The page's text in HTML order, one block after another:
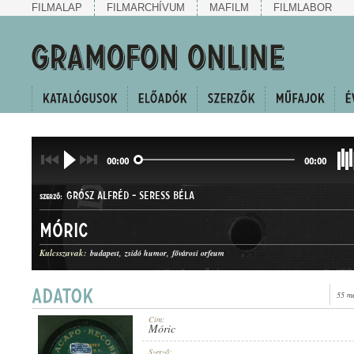
FILMALAP FILMARCHÍVUM MAFILM FILMLABOR
00:00 00:00
SZERZŐ: GRÓSZ ALFRÉD - SERESS BÉLA
MŰFAJ: KUPLÉ
Móric
Kulcsszavak: budapest zsidó humor fővárosi orfeum
55
Cím:
Móric
Szerző: